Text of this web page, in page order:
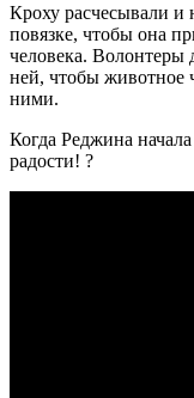
Кроху расчесывали и
повязке, чтобы она
человека. Волонтеры
ней, чтобы животное
ними.
Когда Реджина
радости! ?